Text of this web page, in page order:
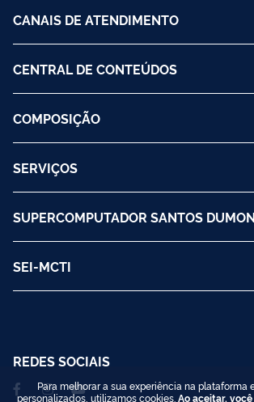
CANAIS DE ATENDIMENTO
CENTRAL DE CONTEÚDOS
COMPOSIÇÃO
SERVIÇOS
SUPERCOMPUTADOR SANTOS
SEI-MCTI
REDES SOCIAIS
Para melhorar a sua experiência na plataforma
personalizados, utilizamos cookies. Ao aceitar,